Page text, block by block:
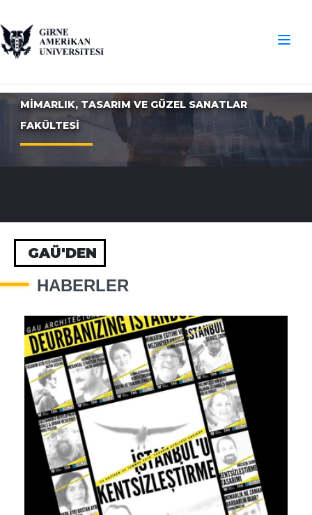
MİMARLIK, TASARIM VE GÜZEL SANATLAR
FAKÜLTESİ
GAÜ'DEN
HABERLER